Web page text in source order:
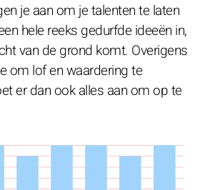
je aan om je talenten te laten
hele reeks gedurfde ideeën in,
van de grond komt. Overigens
om lof en waardering te
er dan ook alles aan om op te